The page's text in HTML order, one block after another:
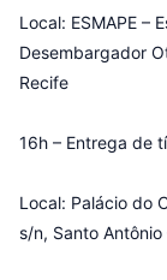
Local: ESMAPE –
Desembargador
Recife
16h – Entrega de
Local: Palácio do
s/n, Santo Antônio